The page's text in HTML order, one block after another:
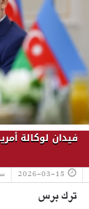
فيدان لوكالة
2026-03-15
ترك برس